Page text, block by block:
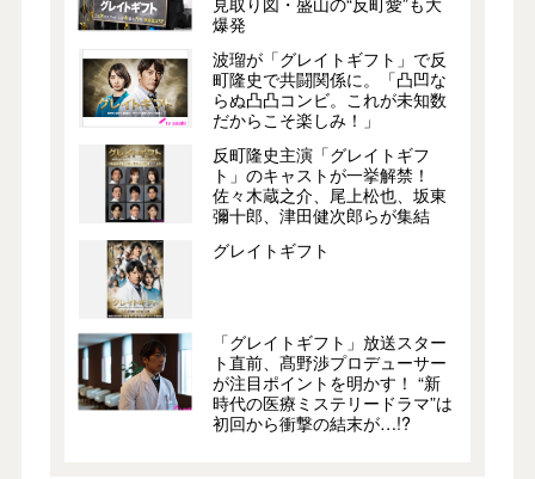
爆発
波瑠が「グレイトギフト」で反
町隆史で共闘関係に。「凸凹な
らぬ凸凸コンビ。これが未知数
だからこそ楽しみ！」
反町隆史主演「グレイトギフ
ト」のキャストが一挙解禁！
佐々木蔵之介、尾上松也、坂東
彌十郎、津田健次郎らが集結
グレイトギフト
「グレイトギフト」放送スター
ト直前、髙野渉プロデューサー
が注目ポイントを明かす！ “新
時代の医療ミステリードラマ”は
初回から衝撃の結末が…!?